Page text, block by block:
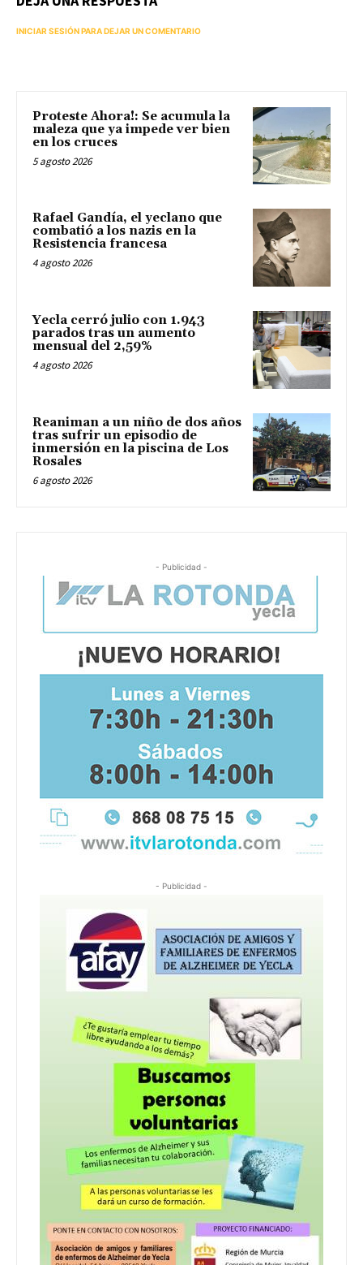
INICIAR SESIÓN PARA DEJAR UN COMENTARIO
Proteste Ahora!: Se acumula la
maleza que ya impede ver bien
en los cruces
5 agosto 2026
Rafael Gandía, el yeclano que
combatió a los nazis en la
Resistencia francesa
4 agosto 2026
Yecla cerró julio con 1.943
parados tras un aumento
mensual del 2,59%
4 agosto 2026
Reaniman a un niño de dos años
tras sufrir un episodio de
inmersión en la piscina de Los
Rosales
6 agosto 2026
- Publicidad -
- Publicidad -